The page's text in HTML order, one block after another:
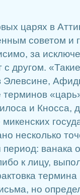
царях в
советом и
за
другом.
Элевсине,
и Кносса,
несколько
ванака
к лицу,
но